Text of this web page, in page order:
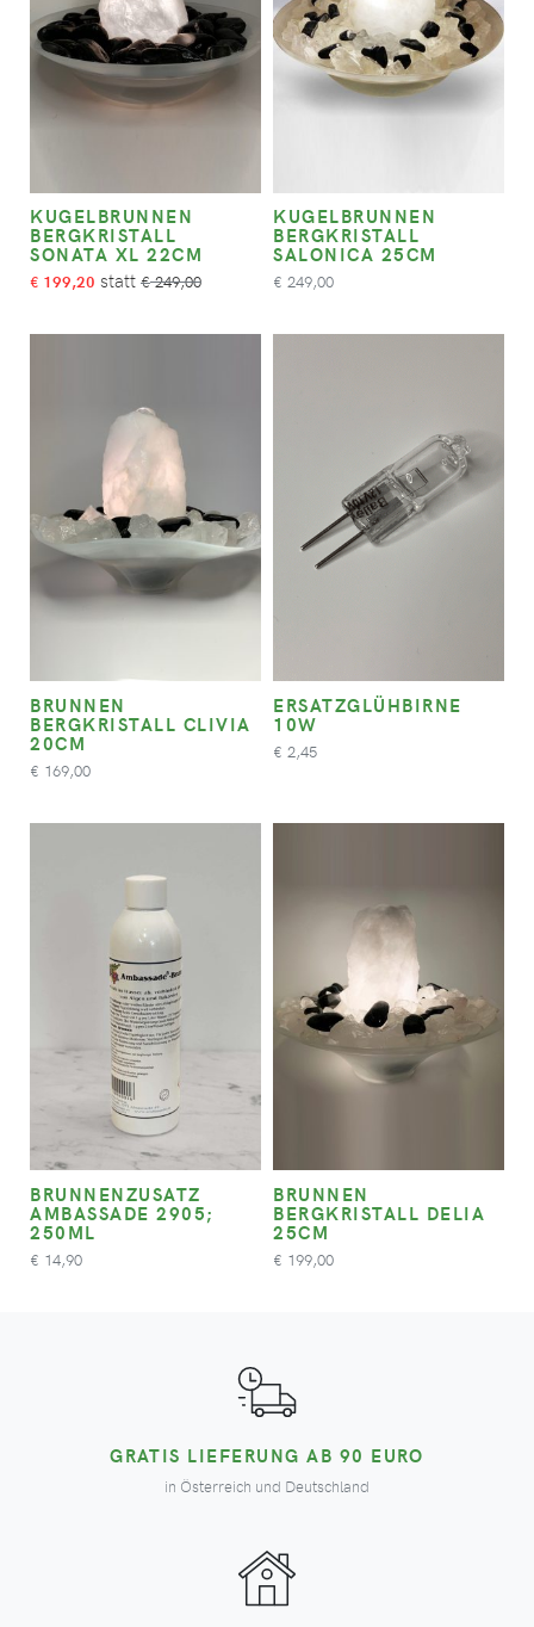
KUGELBRUNNEN
BERGKRISTALL
SONATA XL 22CM
€ 199,20 €249,00
KUGELBRUNNEN
BERGKRISTALL
SALONICA 25CM
€ 249,00
BRUNNEN
BERGKRISTALL CLIVIA
20CM
€ 169,00
ERSATZGLÜHBIRNE
10W
€ 2,45
BRUNNENZUSATZ
AMBASSADE 2905;
250ML
€ 14,90
BRUNNEN
BERGKRISTALL DELIA
25CM
€ 199,00
GRATIS LIEFERUNG AB 90 EURO
in Österreich und Deutschland